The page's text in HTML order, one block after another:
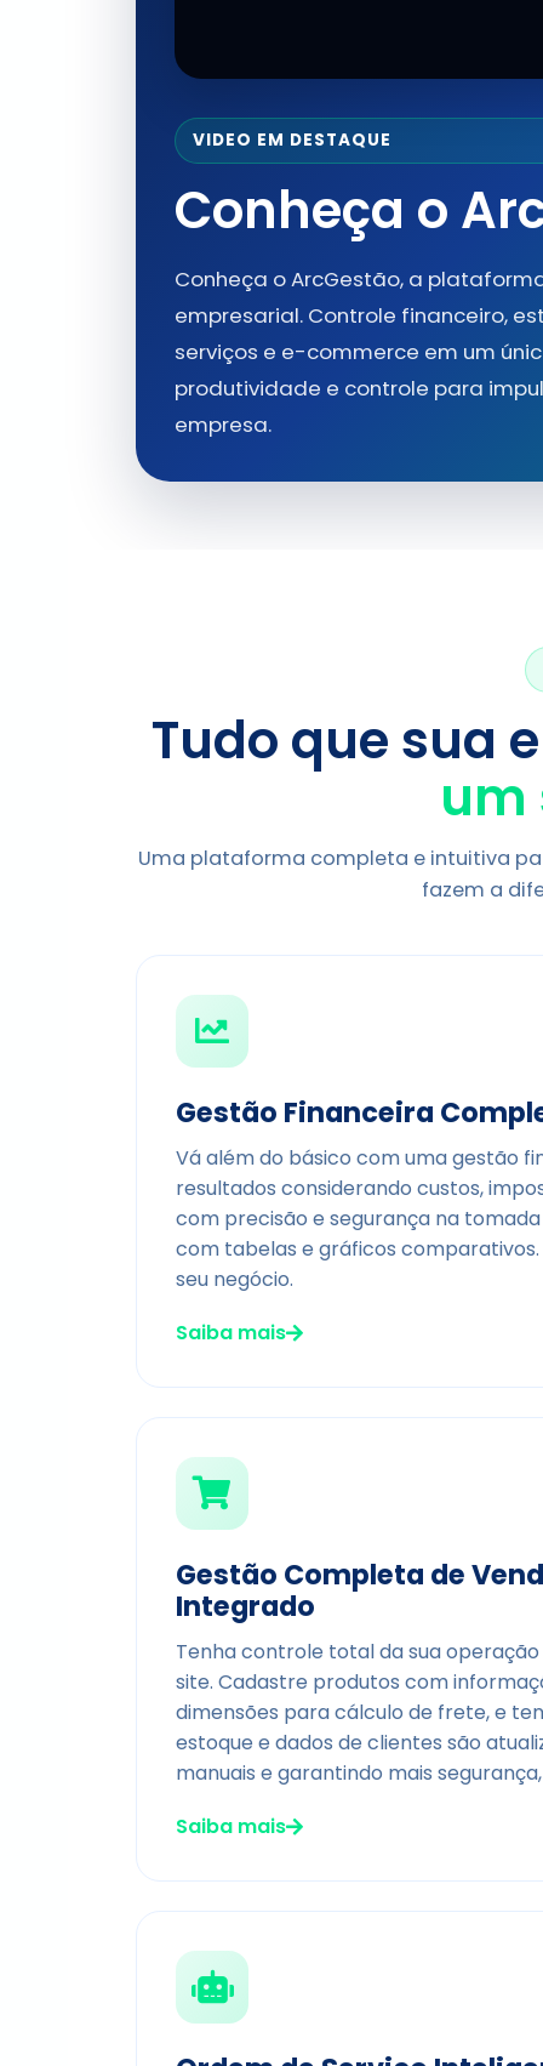
VIDEO EM DESTAQUE
Conheça o
Conheça o ArcGestão, a
empresarial. Controle financeiro,
serviços e e-commerce em um
produtividade e controle para
empresa.
Tudo que sua
um
Uma plataforma completa e intuitiva
fazem a
Gestão Financeira
Vá além do básico com uma gestão
resultados considerando custos,
com precisão e segurança na
com tabelas e gráficos
seu negócio.
Saiba mais
Gestão Completa de
Integrado
Tenha controle total da sua
site. Cadastre produtos com
dimensões para cálculo de frete, e
estoque e dados de clientes são
manuais e garantindo mais
Saiba mais